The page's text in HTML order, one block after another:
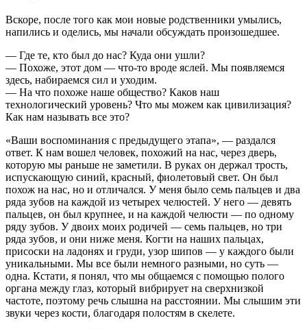
Вскоре, после того как мои новые родственники умылись,
напились и оделись, мы начали обсуждать произошедшее.
— Где те, кто был до нас? Куда они ушли?
— Похоже, этот дом — что-то вроде яслей. Мы появляемся
здесь, набираемся сил и уходим.
— На что похоже наше общество? Каков наш
технологический уровень? Что мы можем как цивилизация?
Как нам называть все это?
«Ваши воспоминания с предыдущего этапа», — раздался
ответ. К нам вошел человек, похожий на нас, через дверь,
которую мы раньше не заметили. В руках он держал трость,
испускающую синий, красный, фиолетовый свет. Он был
похож на нас, но и отличался. У меня было семь пальцев и два
ряда зубов на каждой из четырех челюстей. У него — девять
пальцев, он был крупнее, и на каждой челюсти — по одному
ряду зубов. У двоих моих родичей — семь пальцев, но три
ряда зубов, и они ниже меня. Когти на наших пальцах,
присоски на ладонях и груди, узор шипов — у каждого были
уникальными. Мы все были немного разными, но суть —
одна. Кстати, я понял, что мы общаемся с помощью полого
органа между глаз, который вибрирует на сверхнизкой
частоте, поэтому речь слышна на расстоянии. Мы слышим эти
звуки через кости, благодаря полостям в скелете.